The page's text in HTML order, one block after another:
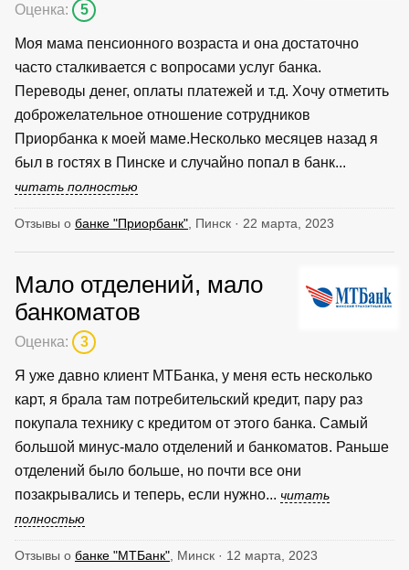
Оценка: 5
Моя мама пенсионного возраста и она достаточно
часто сталкивается с вопросами услуг банка.
Переводы денег, оплаты платежей и т.д. Хочу отметить
доброжелательное отношение сотрудников
Приорбанка к моей маме.Несколько месяцев назад я
был в гостях в Пинске и случайно попал в банк...
читать полностью
Отзывы о банке "Приорбанк" , Пинск · 22 марта, 2023
Мало отделений, мало
банкоматов
Оценка: 3
Я уже давно клиент МТБанка, у меня есть несколько
карт, я брала там потребительский кредит, пару раз
покупала технику с кредитом от этого банка. Самый
большой минус-мало отделений и банкоматов. Раньше
отделений было больше, но почти все они
позакрывались и теперь, если нужно... читать
полностью
Отзывы о банке "МТБанк" , Минск · 12 марта, 2023